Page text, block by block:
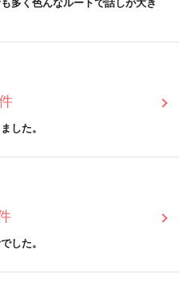
多く色んなルートで話しが大き
した。
した。